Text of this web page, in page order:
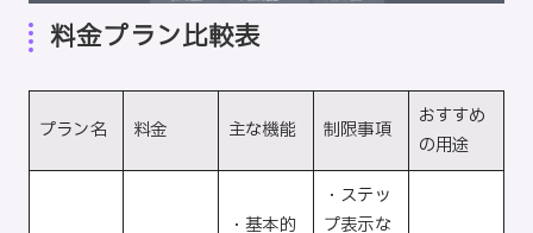
料金プラン比較表
プラン名 料金 主な機能 制限事項
おすすめ
の用途
・基本的
・ステッ
プ表示な